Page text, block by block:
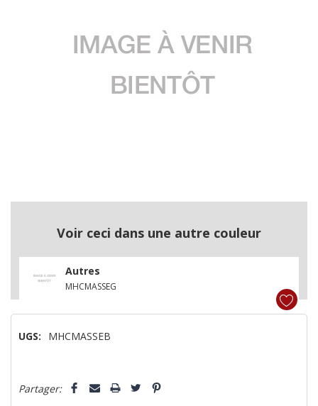
Voir ceci dans une autre couleur
Autres
MHCMASSEG
UGS: MHCMASSEB
vous!
Partager: